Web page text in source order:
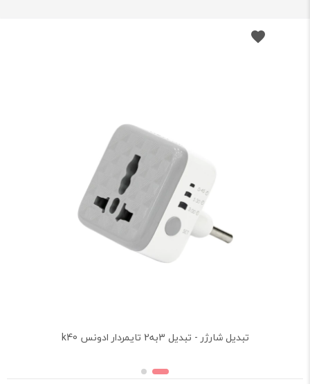
تبدیل شارژر - تبدیل 3به2 تایمردار ادونس k40